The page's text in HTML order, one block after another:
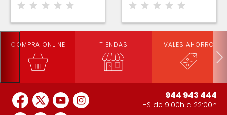
COMPRA ONLINE TIENDAS VALES AHORRO
944 943 444
L-S de 9:00h a 22:00h